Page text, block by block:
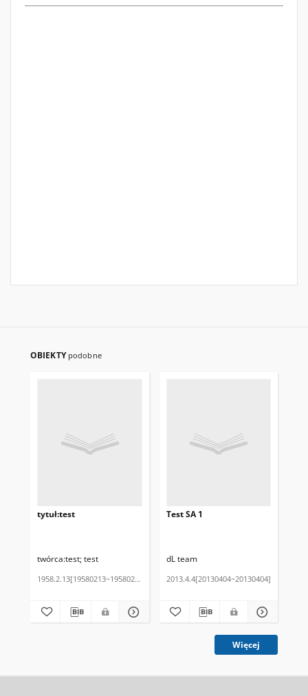
OBIEKTY podobne
tytuł:test
twórca:test test
1958.2.13[19580213~19580213]
Test SA 1
dL team
2013.4.4[20130404~20130404]
Więcej